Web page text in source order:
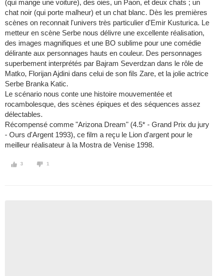
(qui mange une voiture), des oies, un Paon, et deux chats ; un
chat noir (qui porte malheur) et un chat blanc. Dès les premières
scènes on reconnait l'univers très particulier d'Emir Kusturica. Le
metteur en scène Serbe nous délivre une excellente réalisation,
des images magnifiques et une BO sublime pour une comédie
délirante aux personnages hauts en couleur. Des personnages
superbement interprétés par Bajram Severdzan dans le rôle de
Matko, Florijan Ajdini dans celui de son fils Zare, et la jolie actrice
Serbe Branka Katic.
Le scénario nous conte une histoire mouvementée et
rocambolesque, des scènes épiques et des séquences assez
délectables.
Récompensé comme "Arizona Dream" (4.5* - Grand Prix du jury
- Ours d'Argent 1993), ce film a reçu le Lion d'argent pour le
meilleur réalisateur à la Mostra de Venise 1998.
3 1